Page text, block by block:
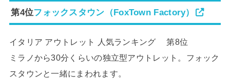
第4位フォックスタウン（FoxTown Factory）
イタリア アウトレット 人気ランキング 第8位
ミラノから30分くらいの独立型アウトレット。フォック
スタウンと一緒にまわれます。